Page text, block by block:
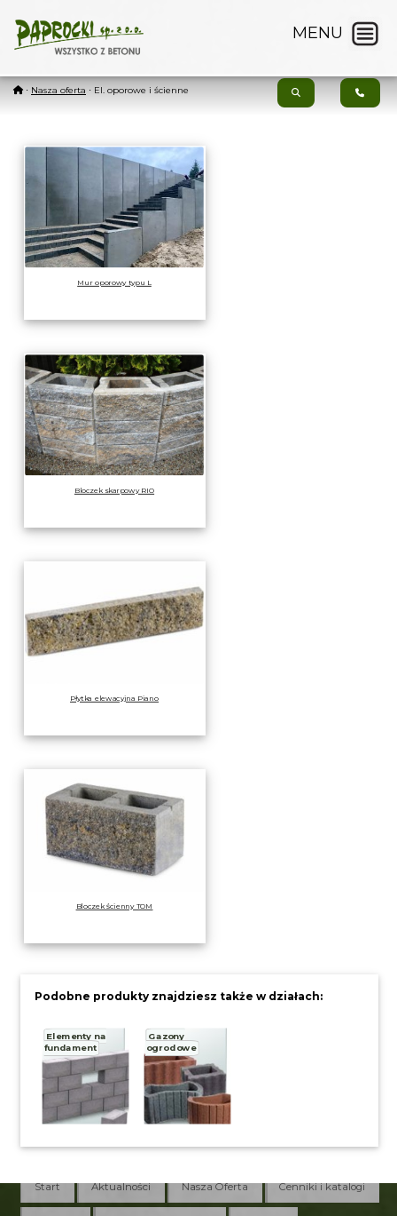
MENU
⋅ Nasza oferta ⋅ El. oporowe i ścienne
Mur oporowy typu L
Bloczek skarpowy RIO
Płytka elewacyjna Piano
Bloczek ścienny TOM
Podobne produkty znajdziesz także w działach:
Elementy na
fundament
Gazony
ogrodowe
Start Aktualności Nasza Oferta Cenniki i katalogi